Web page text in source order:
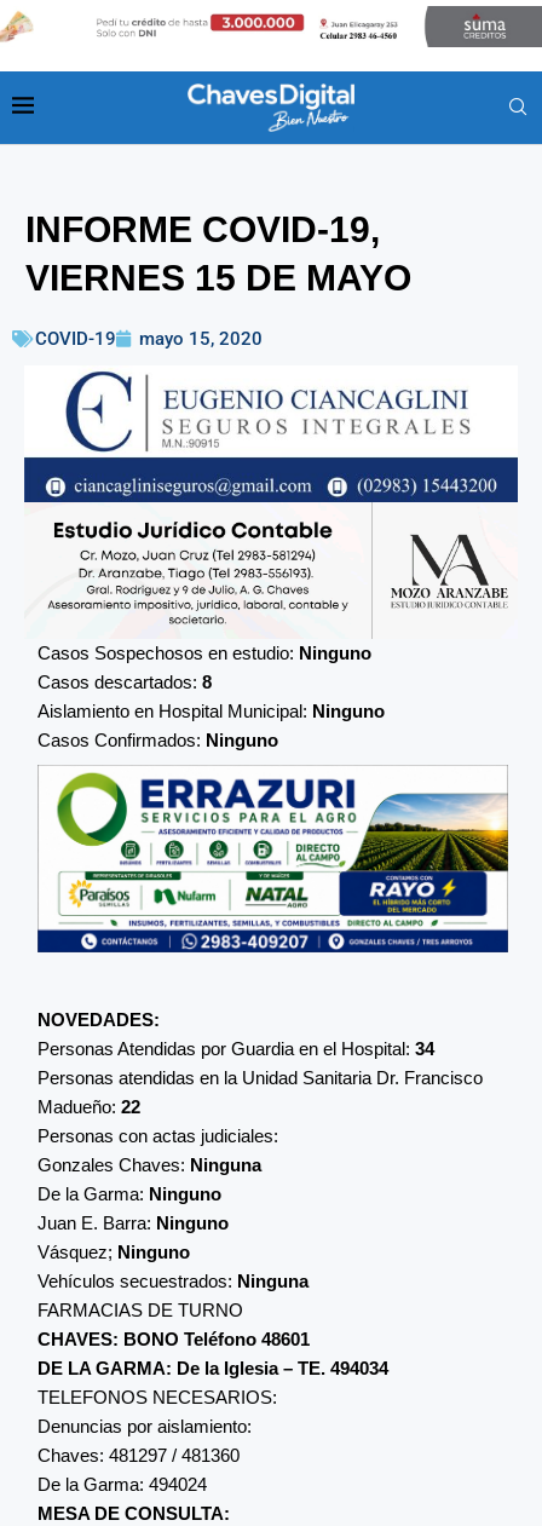
INFORME COVID-19,
VIERNES 15 DE MAYO
COVID-19 mayo 15, 2020
Casos Sospechosos en estudio: Ninguno
Casos descartados: 8
Aislamiento en Hospital Municipal: Ninguno
Casos Confirmados: Ninguno
NOVEDADES:
Personas Atendidas por Guardia en el Hospital: 34
Personas atendidas en la Unidad Sanitaria Dr. Francisco
Madueño: 22
Personas con actas judiciales:
Gonzales Chaves: Ninguna
De la Garma: Ninguno
Juan E. Barra: Ninguno
Vásquez; Ninguno
Vehículos secuestrados: Ninguna
FARMACIAS DE TURNO
CHAVES: BONO Teléfono 48601
DE LA GARMA: De la Iglesia – TE. 494034
TELEFONOS NECESARIOS:
Denuncias por aislamiento:
Chaves: 481297 / 481360
De la Garma: 494024
MESA DE CONSULTA: